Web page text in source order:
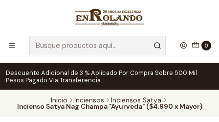
0
Descuento Adicional de 3 % Aplicado Por Compra Sobre 500 Mil
Pesos Pagado Via Transferencia.
Inicio Inciensos Inciensos Satya
Incienso Satya Nag Champa "Ayurveda" ($4.990 x Mayor)